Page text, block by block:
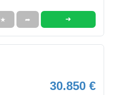
★ ➦ ➜
30.850 €